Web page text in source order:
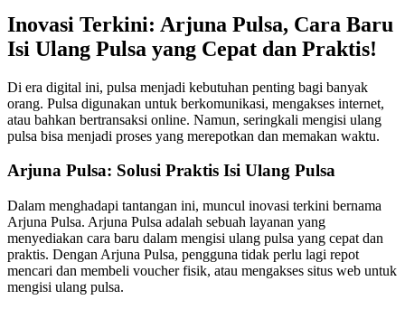
Inovasi Terkini: Arjuna Pulsa, Cara Baru
Isi Ulang Pulsa yang Cepat dan Praktis!
Di era digital ini, pulsa menjadi kebutuhan penting bagi banyak
orang. Pulsa digunakan untuk berkomunikasi, mengakses internet,
atau bahkan bertransaksi online. Namun, seringkali mengisi ulang
pulsa bisa menjadi proses yang merepotkan dan memakan waktu.
Arjuna Pulsa: Solusi Praktis Isi Ulang Pulsa
Dalam menghadapi tantangan ini, muncul inovasi terkini bernama
Arjuna Pulsa. Arjuna Pulsa adalah sebuah layanan yang
menyediakan cara baru dalam mengisi ulang pulsa yang cepat dan
praktis. Dengan Arjuna Pulsa, pengguna tidak perlu lagi repot
mencari dan membeli voucher fisik, atau mengakses situs web untuk
mengisi ulang pulsa.